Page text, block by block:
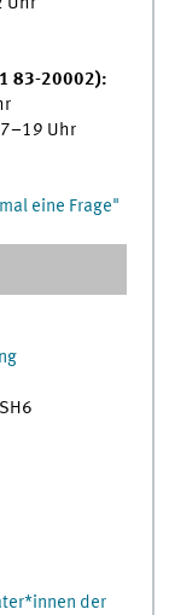
83-20002):
Uhr
eine Frage"
der